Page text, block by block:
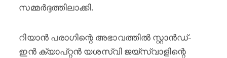
സമ്മർദ്ദത്തിലാക്കി.
റിയാൻ പരാഗിന്റെ അഭാവത്തിൽ സ്റ്റാൻഡ്-
ഇൻ ക്യാപ്റ്റൻ യശസ്വി ജയ്‌സ്വാളിന്റെ